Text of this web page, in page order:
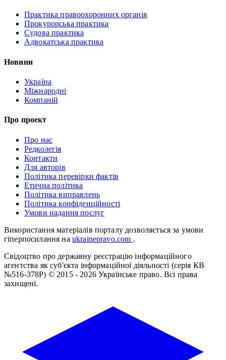
Практика правоохоронних органів
Прокурорська практика
Судова практика
Адвокатська практика
Новини
Україна
Міжнародні
Компаній
Про проект
Про нас
Редколегія
Контакти
Для авторів
Політика перевірки фактів
Етична політика
Політика виправлень
Політика конфіденційності
Умови надання послуг
Використання матеріалів порталу дозволяється за умови
гіперпосилання на ukrainepravo.com .
Свідоцтво про державну реєстрацію інформаційного
агентства як суб'єкта інформаційної діяльності (серія КВ
№516-378Р) © 2015 - 2026 Українське право. Всі права
захищені.